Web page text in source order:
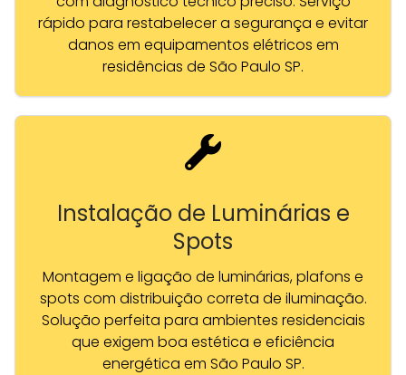
rápido para restabelecer a segurança e evitar
danos em equipamentos elétricos em
residências de São Paulo SP.
Instalação de Luminárias e
Spots
Montagem e ligação de luminárias, plafons e
spots com distribuição correta de iluminação.
Solução perfeita para ambientes residenciais
que exigem boa estética e eficiência
energética em São Paulo SP.